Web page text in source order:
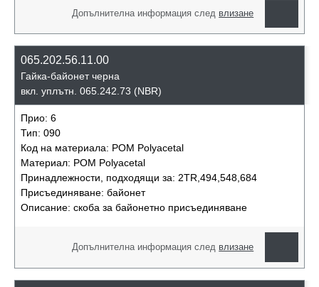
Допълнителна информация след влизане
065.202.56.11.00
Гайка-байонет черна
вкл. уплътн. 065.242.73 (NBR)
Прио: 6
Тип: 090
Код на материала: POM Polyacetal
Материал: POM Polyacetal
Принадлежности, подходящи за: 2TR,494,548,684
Присъединяване: байонет
Описание: скоба за байонетно присъединяване
Допълнителна информация след влизане